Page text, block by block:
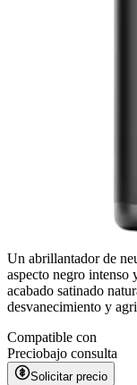
Un abrillantador de
aspecto negro intenso
acabado satinado
desvanecimiento y
Compatible con
Preciobajo consulta
Solicitar precio